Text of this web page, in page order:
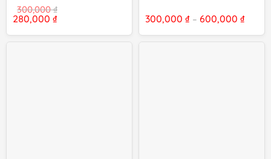
300,000₫
Giá
gốc
là:
280,000 ₫Giá
tại
300,000 ₫ – 600,000 ₫
từ